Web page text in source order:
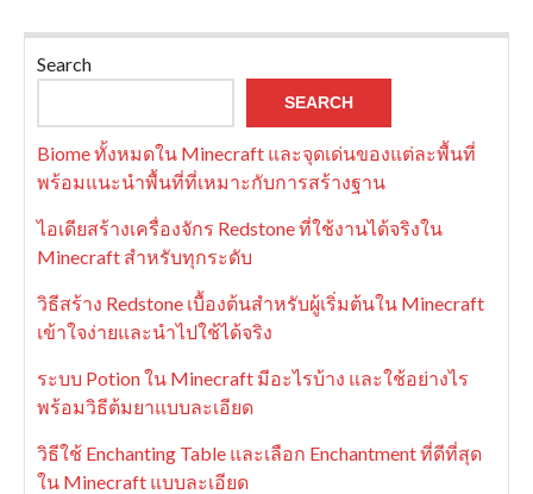
Search
SEARCH
Biome ทั้งหมดใน Minecraft และจุดเด่นของแต่ละพื้นที่
พร้อมแนะนำพื้นที่ที่เหมาะกับการสร้างฐาน
ไอเดียสร้างเครื่องจักร Redstone ที่ใช้งานได้จริงใน
Minecraft สำหรับทุกระดับ
วิธีสร้าง Redstone เบื้องต้นสำหรับผู้เริ่มต้นใน Minecraft
เข้าใจง่ายและนำไปใช้ได้จริง
ระบบ Potion ใน Minecraft มีอะไรบ้าง และใช้อย่างไร
พร้อมวิธีต้มยาแบบละเอียด
วิธีใช้ Enchanting Table และเลือก Enchantment ที่ดีที่สุด
ใน Minecraft แบบละเอียด